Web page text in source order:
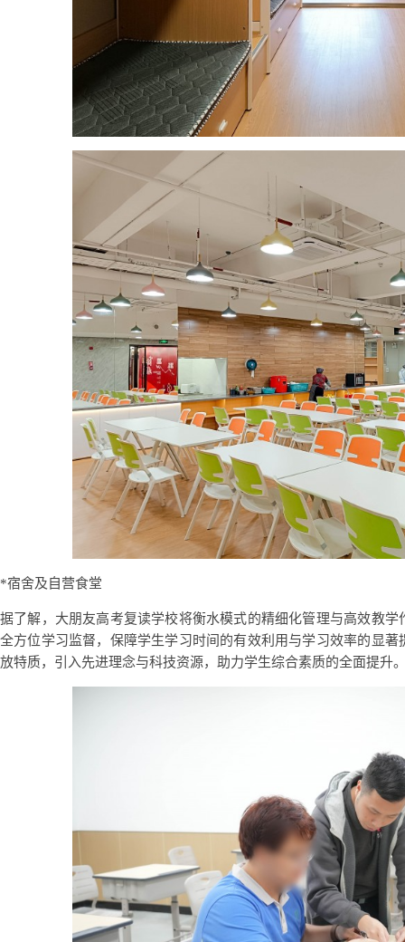
*宿舍及自营食堂
据了解，大朋友高考复读学校将衡水模式的精细化管理与高效教
全方位学习监督，保障学生学习时间的有效利用与学习效率的显
放特质，引入先进理念与科技资源，助力学生综合素质的全面提升